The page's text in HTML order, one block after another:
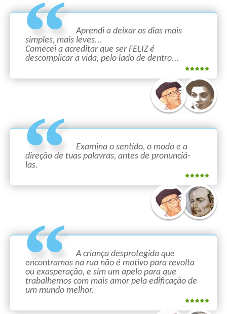
Aprendi a deixar os dias mais
simples, mais leves...
Comecei a acreditar que ser FELIZ é
descomplicar a vida, pelo lado de dentro...
Examina o sentido, o modo e a
direção de tuas palavras, antes de pronunciá-
las.
A criança desprotegida que
encontramos na rua não é motivo para revolta
ou exasperação, e sim um apelo para que
trabalhemos com mais amor pela edificação de
um mundo melhor.